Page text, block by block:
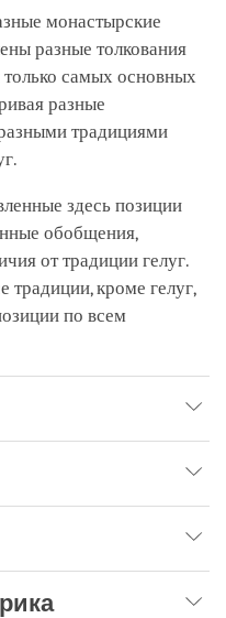
монастырские
разные толкования
самых основных
разные
традициями
здесь позиции
обобщения,
от традиции гелуг.
традиции, кроме гелуг,
по всем